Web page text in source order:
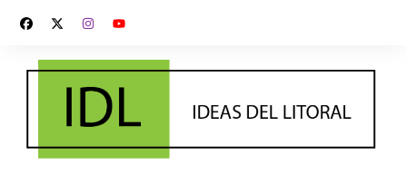
contenido